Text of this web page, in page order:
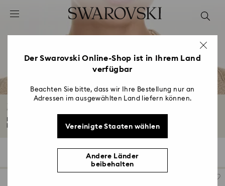
Liste Tastaturkürzel
2 - Footer
4 - Suchergebnisse
Mesmera Kollektion
Mehr lesen
Filter
Filter
Der Swarovski Online-Shop ist in Ihrem Land
verfügbar
Beachten Sie bitte, dass wir Ihre Bestellung nur an
Adressen im ausgewählten Land liefern können.
Vereinigte Staaten wählen
Andere Länder
beibehalten